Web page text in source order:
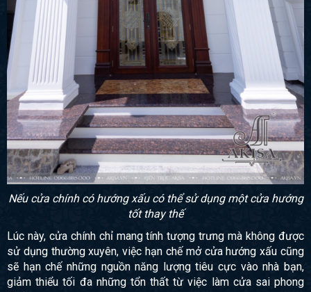
Nếu cửa chính có hướng xấu có thể sử dụng một cửa hướng
tốt thay thế
Lúc này, cửa chính chỉ mang tính tượng trưng mà không được
sử dụng thường xuyên, việc hạn chế mở cửa hướng xấu cũng
sẽ hạn chế những nguồn năng lượng tiêu cực vào nhà bạn,
giảm thiểu tối đa những tổn thất từ việc làm cửa sai phong